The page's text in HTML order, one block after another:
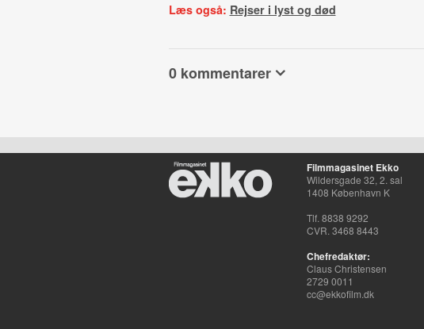
Læs også: Rejser i lyst og død
0 kommentarer
Filmmagasinet Ekko
Wildersgade 32, 2. sal
1408 København K
Tlf. 8838 9292
CVR. 3468 8443
Chefredaktør:
Claus Christensen
2729 0011
cc@ekkofilm.dk